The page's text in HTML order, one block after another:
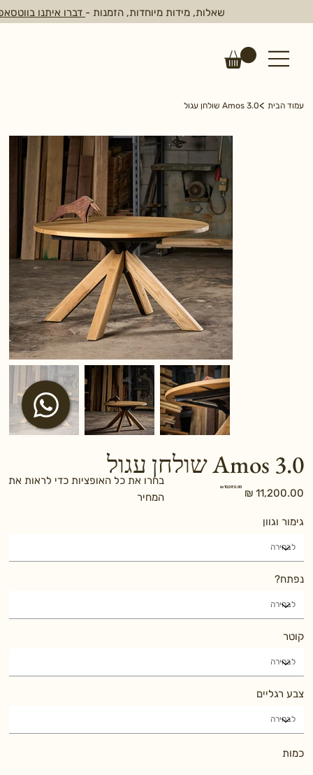
שאלות, מידות מיוחדות, הזמנות - דברו איתנו
עמוד הבית >Amos 3.0 שולחן עגול
Amos 3.0 שולחן עגול
מחיר
מקורי
מחיר
‏10,080.00 ‏₪
גימור וגוון
נפתח?
קוטר
צבע רגליים
כמות
בחרו את כל האופציות כדי לראות את
המחיר